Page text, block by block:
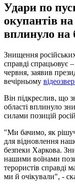
Удари по
окупантів на
вплинуло на
Знищення
справді спрацьовує
червня, заявив
вечірньому
Він підкреслив, що
області вплинуло
силами позицій
"Ми бачимо, як
для відновлення
безпеки Харкова.
нашими воїнами
терористів справді
ми й очікували", -